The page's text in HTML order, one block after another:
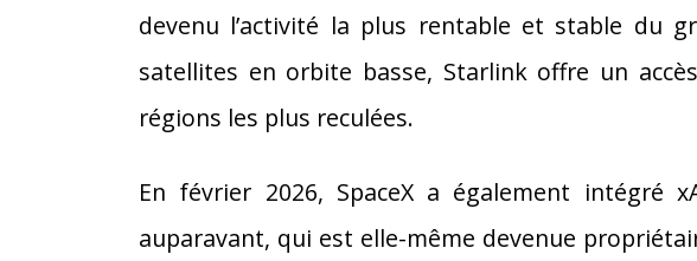
devenu l’activité la plus rentable et stable du
satellites en orbite basse, Starlink offre un
régions les plus reculées.
En février 2026, SpaceX a également intégré
auparavant, qui est elle-même devenue